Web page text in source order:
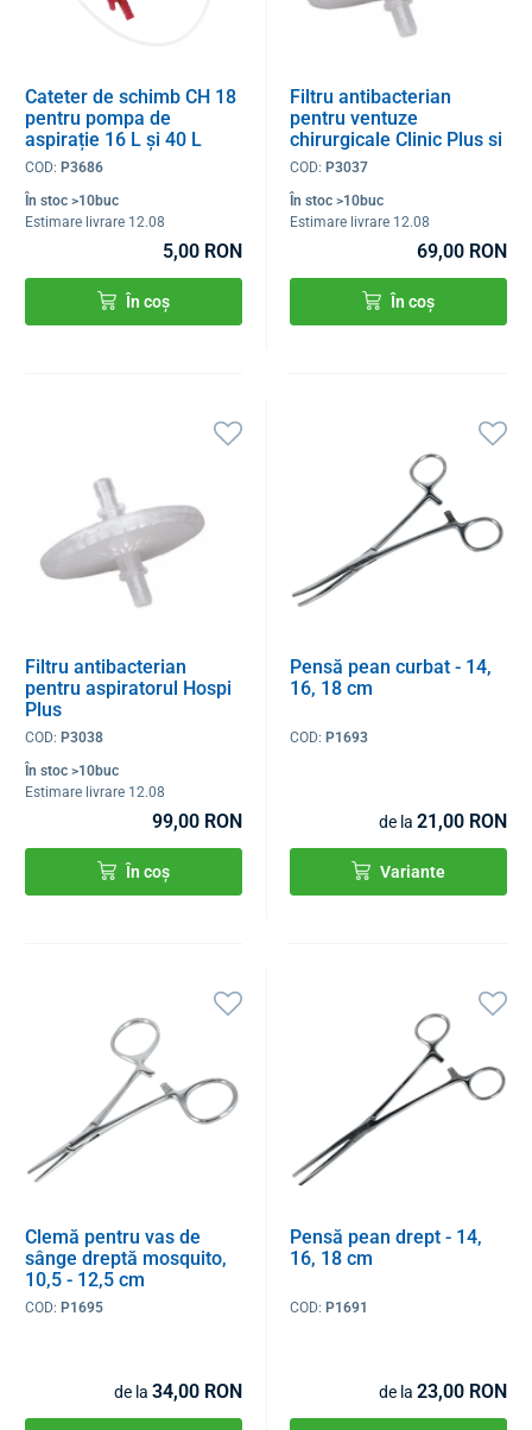
Cateter de schimb CH 18
pentru pompa de
aspirație 16 L și 40 L
pentru adulți
COD: P3686
În stoc >10buc
Estimare livrare 12.08
5,00 RON
În coș
Filtru antibacterian
pentru ventuze
chirurgicale Clinic Plus si
Super Vega
COD: P3037
În stoc >10buc
Estimare livrare 12.08
69,00 RON
În coș
Filtru antibacterian
pentru aspiratorul Hospi
Plus
COD: P3038
În stoc >10buc
Estimare livrare 12.08
99,00 RON
În coș
Pensă pean curbat - 14,
16, 18 cm
COD: P1693
de la 21,00 RON
Variante
Clemă pentru vas de
sânge dreptă mosquito,
10,5 - 12,5 cm
COD: P1695
de la 34,00 RON
Pensă pean drept - 14,
16, 18 cm
COD: P1691
de la 23,00 RON